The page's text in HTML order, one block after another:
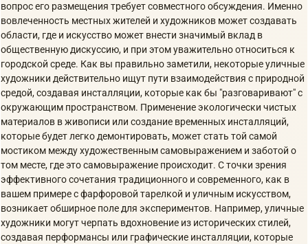
вопрос его размещения требует совместного обсуждения. Именно
вовлеченность местных жителей и художников может создавать
области, где и искусство может внести значимый вклад в
общественную дискуссию, и при этом уважительно относиться к
городской среде. Как вы правильно заметили, некоторые уличные
художники действительно ищут пути взаимодействия с природной
средой, создавая инсталляции, которые как бы "разговаривают" с
окружающим пространством. Применение экологически чистых
материалов в живописи или создание временных инсталляций,
которые будет легко демонтировать, может стать той самой
мостиком между художественным самовыражением и заботой о
том месте, где это самовыражение происходит. С точки зрения
эффективного сочетания традиционного и современного, как в
вашем примере с фарфоровой тарелкой и уличным искусством,
возникает обширное поле для экспериментов. Например, уличные
художники могут черпать вдохновение из исторических стилей,
создавая перформансы или графические инсталляции, которые